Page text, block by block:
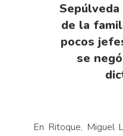
de la
pocos
se
En Ritoque, Miguel